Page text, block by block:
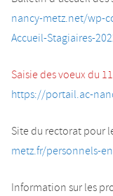
nancy-metz.net/wp-
Accueil-Stagiaires-
Saisie des voeux du
https://portail.ac-
Site du rectorat pour
metz.fr/personnels-
Information sur les